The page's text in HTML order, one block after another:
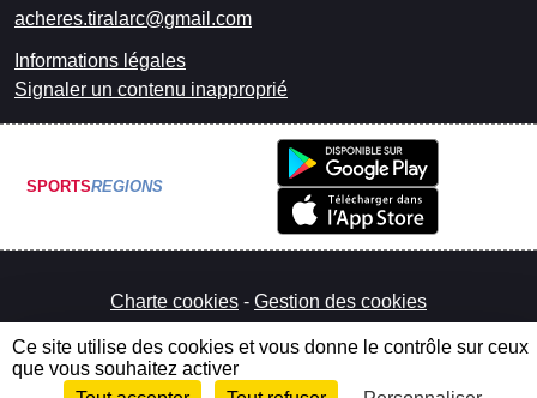
acheres.tiralarc@gmail.com
Informations légales
Signaler un contenu inapproprié
SPORTSREGIONS
Charte cookies Gestion des cookies
Ce site utilise des cookies et vous donne le contrôle sur ceux
que vous souhaitez activer